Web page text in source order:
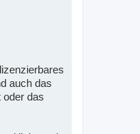
auch das
oder das